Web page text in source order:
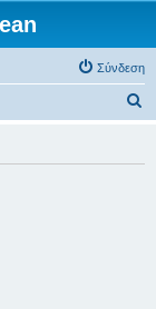
Σύνδεση